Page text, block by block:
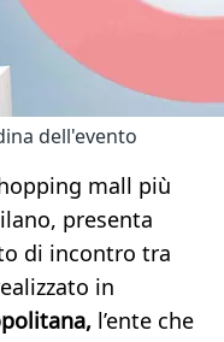
dell'evento
mall più
presenta
di incontro tra
in
l’ente che